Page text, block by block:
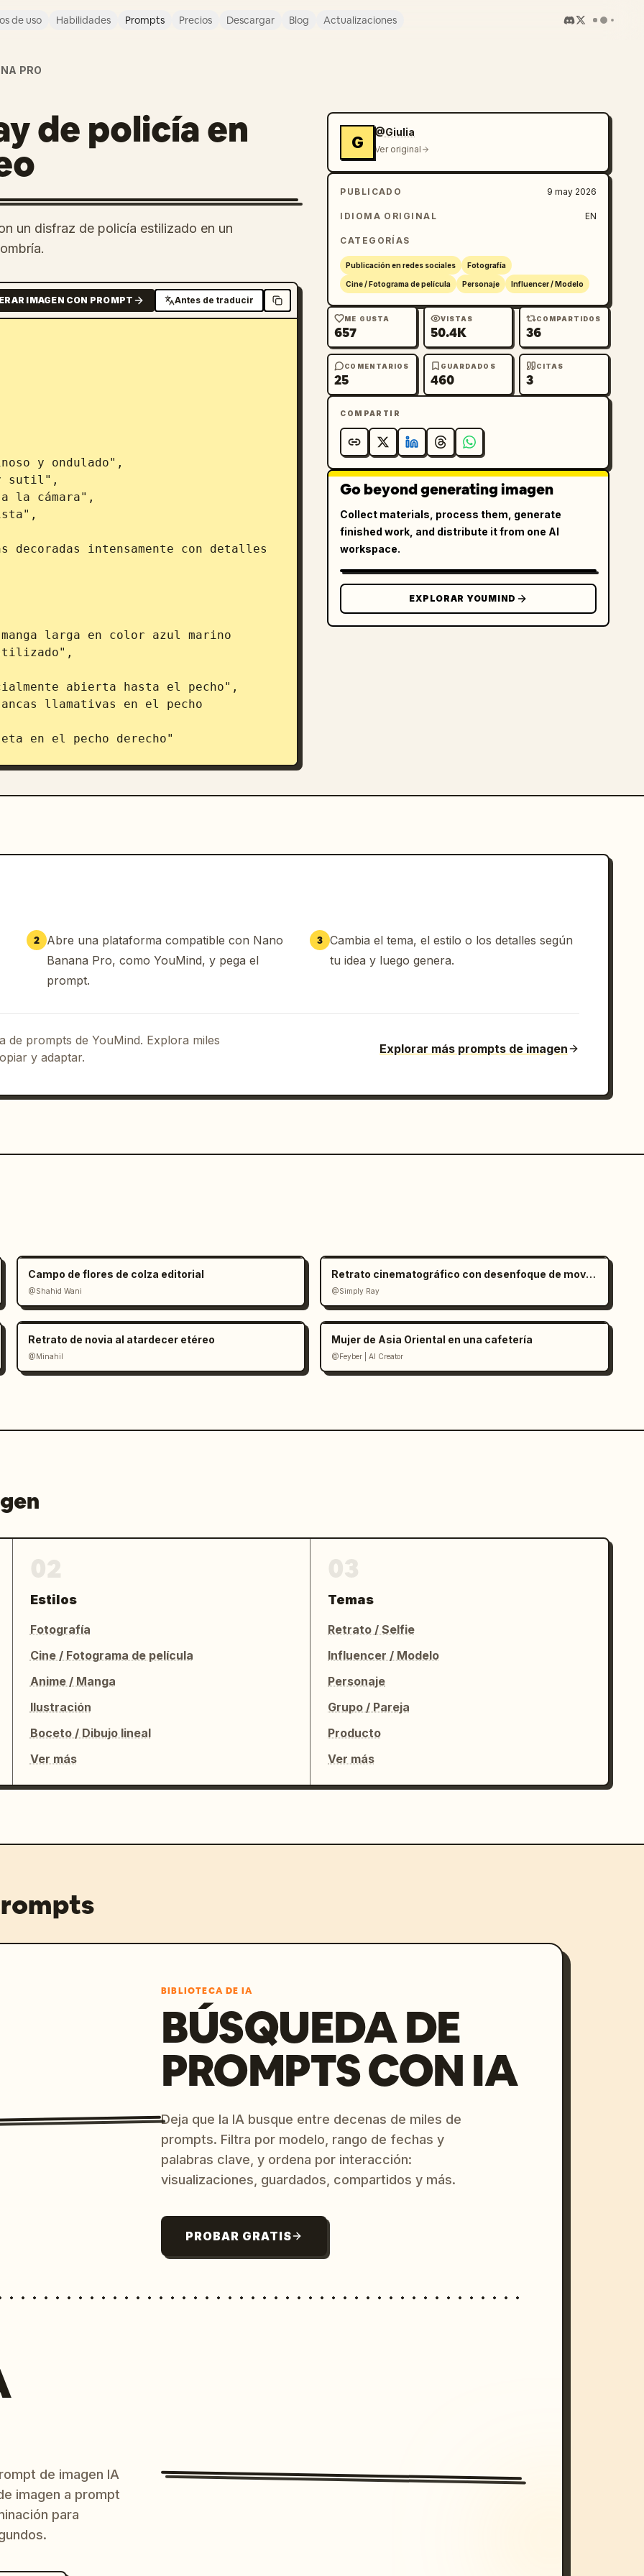
de uso Habilidades Prompts Precios Descargar Blog Actualizaciones
PRO
de policía en
un disfraz de policía estilizado en un
IMAGEN CON PROMPT Antes de traducir
G
@Giulia
Ver original
PUBLICADO 9 may 2026
IDIOMA ORIGINAL EN
CATEGORÍAS
Publicación en redes sociales Fotografía
Cine / Fotograma de película Personaje Influencer / Modelo
ME GUSTA
657
VISTAS
50.4K
COMPARTIDOS
36
COMENTARIOS
25
GUARDADOS
460
CITAS
3
COMPARTIR
Go beyond generating imagen
Collect materials, process them, generate
finished work, and distribute it from one AI
workspace.
EXPLORAR YOUMIND
2 Abre una plataforma compatible con Nano
Banana Pro, como YouMind, y pega el
prompt.
3 Cambia el tema, el estilo o los detalles según
tu idea y luego genera.
de prompts de YouMind. Explora miles
y adaptar.
Explorar más prompts de imagen
Campo de flores de colza editorial
@Shahid Wani
Retrato cinematográfico con desenfoque de movimiento
@Simply Ray
Retrato de novia al atardecer etéreo
@Minahil
Mujer de Asia Oriental en una cafetería
@Feyber | AI Creator
Estilos
Fotografía
Cine / Fotograma de película
Anime / Manga
Ilustración
Boceto / Dibujo lineal
Ver más
Temas
Retrato / Selfie
Influencer / Modelo
Personaje
Grupo / Pareja
Producto
Ver más
BIBLIOTECA DE IA
BÚSQUEDA DE
PROMPTS CON IA
Deja que la IA busque entre decenas de miles de
prompts. Filtra por modelo, rango de fechas y
palabras clave, y ordena por interacción:
visualizaciones, guardados, compartidos y más.
PROBAR GRATIS
de imagen IA
imagen a prompt
para